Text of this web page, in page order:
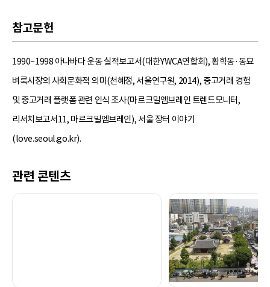
참고문헌
1990~1998 아나바다 운동 실적보고서(대한YWCA연합회), 황학동·동묘
벼룩시장의 사회문화적 의미(천혜정, 서울연구원, 2014), 중고거래 경험
및 중고거래 플랫폼 관련 인식 조사(마르크밀엠브레인 트렌드모니터,
리서치보고서11, 마르크밀엠브레인), 서울 장터 이야기
(love.seoul.go.kr).
관련 콘텐츠